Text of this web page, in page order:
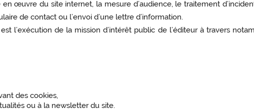
œuvre du site internet, la mesure d’audience, le traitement
de contact ou l’envoi d’une lettre d’information.
l’exécution de la mission d’intérêt public de l’éditeur à travers
des cookies,
ou à la newsletter du site.